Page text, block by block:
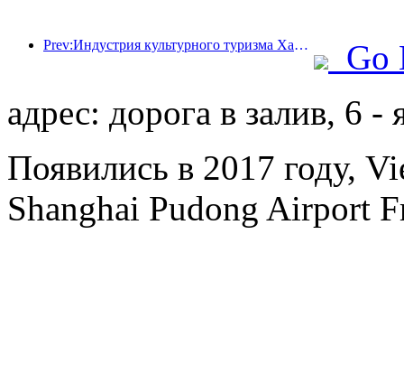
Prev:Индустрия культурного туризма Ханчжоу будет процветать в 2024 году: добавленная культурная стоимость превысит 340 миллиардов, а число въездных туристов удвоится
Go
адрес: дорога в залив, 6 -
Появились в 2017 году,
Shanghai Pudong Airport